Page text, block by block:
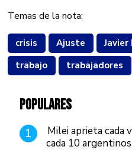
Temas de la nota:
crisis Ajuste Javier
trabajo
trabajadores
POPULARES
1
Milei aprieta cada
cada 10